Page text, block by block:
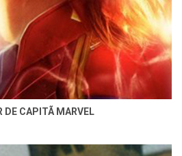
DE CAPITÃ MARVEL